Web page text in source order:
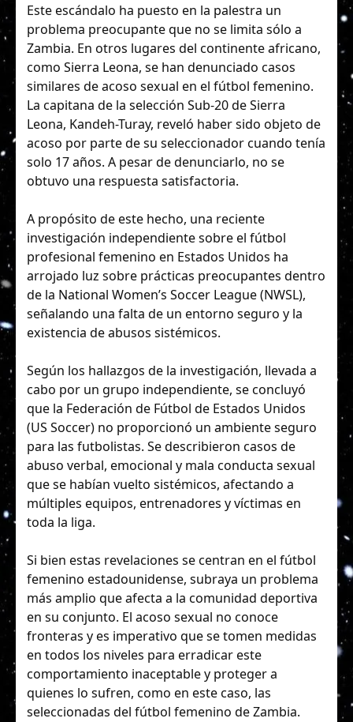
Este escándalo ha puesto en la palestra un
problema preocupante que no se limita sólo a
Zambia. En otros lugares del continente africano,
como Sierra Leona, se han denunciado casos
similares de acoso sexual en el fútbol femenino.
La capitana de la selección Sub-20 de Sierra
Leona, Kandeh-Turay, reveló haber sido objeto de
acoso por parte de su seleccionador cuando tenía
solo 17 años. A pesar de denunciarlo, no se
obtuvo una respuesta satisfactoria.
A propósito de este hecho, una reciente
investigación independiente sobre el fútbol
profesional femenino en Estados Unidos ha
arrojado luz sobre prácticas preocupantes dentro
de la National Women’s Soccer League (NWSL),
señalando una falta de un entorno seguro y la
existencia de abusos sistémicos.
Según los hallazgos de la investigación, llevada a
cabo por un grupo independiente, se concluyó
que la Federación de Fútbol de Estados Unidos
(US Soccer) no proporcionó un ambiente seguro
para las futbolistas. Se describieron casos de
abuso verbal, emocional y mala conducta sexual
que se habían vuelto sistémicos, afectando a
múltiples equipos, entrenadores y víctimas en
toda la liga.
Si bien estas revelaciones se centran en el fútbol
femenino estadounidense, subraya un problema
más amplio que afecta a la comunidad deportiva
en su conjunto. El acoso sexual no conoce
fronteras y es imperativo que se tomen medidas
en todos los niveles para erradicar este
comportamiento inaceptable y proteger a
quienes lo sufren, como en este caso, las
seleccionadas del fútbol femenino de Zambia.